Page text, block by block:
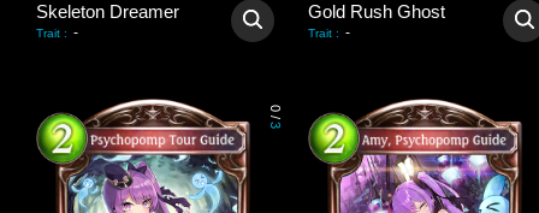
Skeleton Dreamer
Trait : -
Gold Rush Ghost
Trait : -
0
/
3